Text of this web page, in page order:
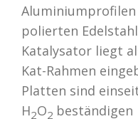
polierten
Katalysator liegt
Kat-Rahmen
Platten sind
H2O2 beständigen